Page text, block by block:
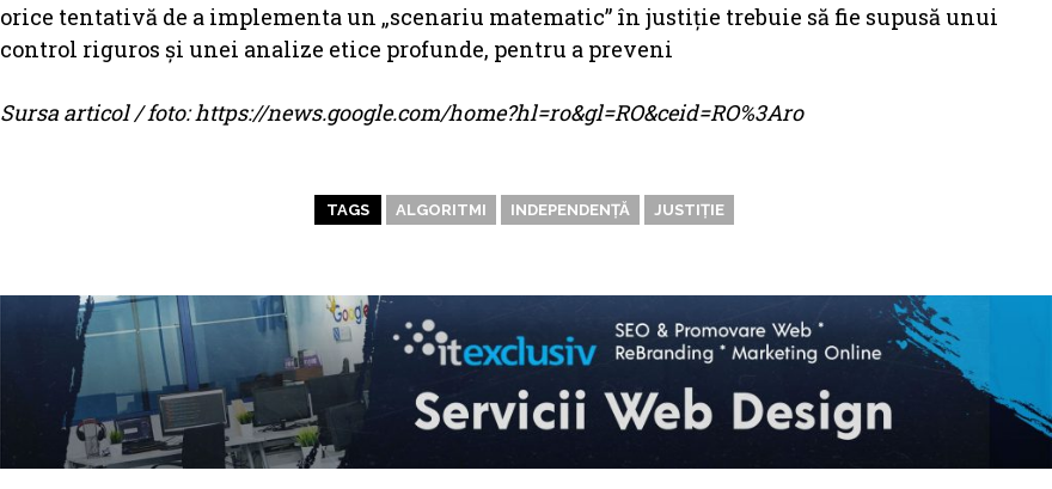
orice tentativă de a implementa un „scenariu matematic” în justiție trebuie să fie supusă unui
control riguros și unei analize etice profunde, pentru a preveni
Sursa articol / foto: https://news.google.com/home?hl=ro&gl=RO&ceid=RO%3Aro
TAGS ALGORITMI INDEPENDENȚĂ JUSTIȚIE